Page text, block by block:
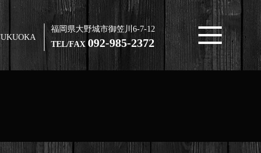
福岡県大野城市御笠川6-7-12
TEL/FAX 092-985-2372